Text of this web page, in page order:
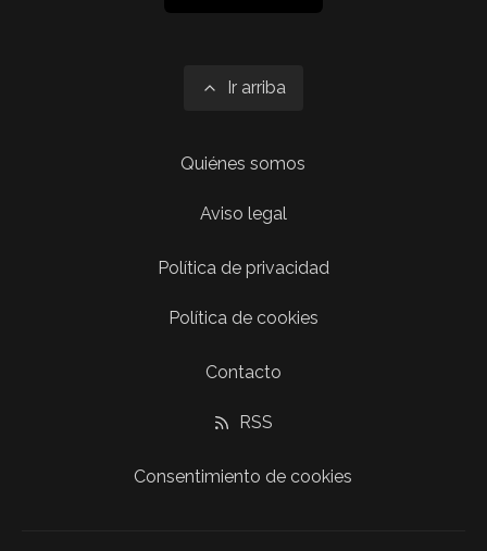
Ir arriba
Quiénes somos
Aviso legal
Política de privacidad
Política de cookies
Contacto
RSS
Consentimiento de cookies